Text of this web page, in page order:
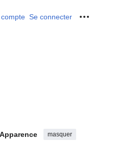
Se connecter Outils
Apparence masquer